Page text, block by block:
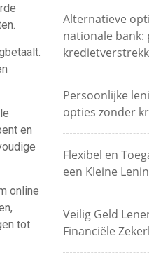
en
online
tot
Alternatieve
nationale bank:
Persoonlijke
opties zonder
Flexibel en
een Kleine
Veilig Geld
Financiële